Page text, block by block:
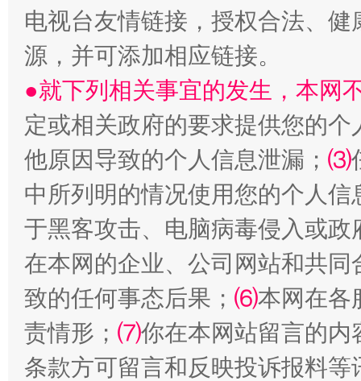
受贿1.44亿！段成刚被判无期
电视台友情链接，授权合法、
源，并可添加相应链接。
●就下列相关事宜的发生，本网
定或相关政府的要求提供您的个
他原因导致的个人信息泄漏； ⑶
中所列明的情况使用您的个人
于黑客攻击、电脑病毒侵入或
在本网的企业、公司网站和共
致的任何事态后果； ⑹本网在各
责情形； ⑺你在本网站留言的内
条款方可留言和反映投诉报料